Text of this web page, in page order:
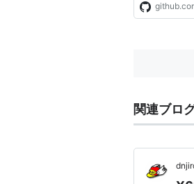
関連ブロ